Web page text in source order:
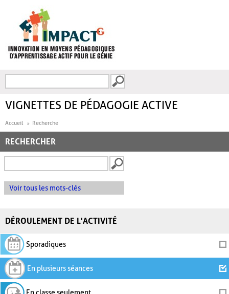
FORMULAIRE DE
VIGNETTES DE PÉDAGOGIE ACTIVE
Accueil Recherche
RECHERCHER
Voir tous les mots-clés
DÉROULEMENT DE L'ACTIVITÉ
Sporadiques
En plusieurs séances